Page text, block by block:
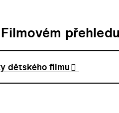
přehledu
dětského filmu